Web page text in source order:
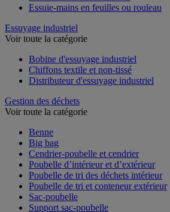
Distributeur d'essuie-mains
Essuyage industriel
Bobine d'essuyage industriel
Chiffons textile et non-tissé
Gestion des déchets
Benne
Big bag
Cendrier-poubelle et cendrier
Poubelle d’intérieur et d’extérieur
Poubelle de tri des déchets intérieur
Poubelle de tri et conteneur extérieur
Sac-poubelle